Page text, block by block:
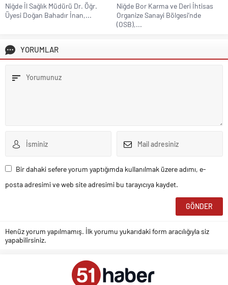
Niğde İl Sağlık Müdürü Dr. Öğr.
Üyesi Doğan Bahadır İnan,...
Niğde Bor Karma ve Deri İhtisas
Organize Sanayi Bölgesi’nde
(OSB),...
YORUMLAR
Bir dahaki sefere yorum yaptığımda kullanılmak üzere adımı, e-
posta adresimi ve web site adresimi bu tarayıcıya kaydet.
Henüz yorum yapılmamış. İlk yorumu yukarıdaki form aracılığıyla siz
yapabilirsiniz.